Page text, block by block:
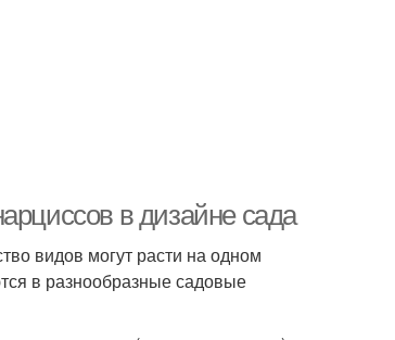
в дизайне сада
видов могут расти на одном
в разнообразные садовые